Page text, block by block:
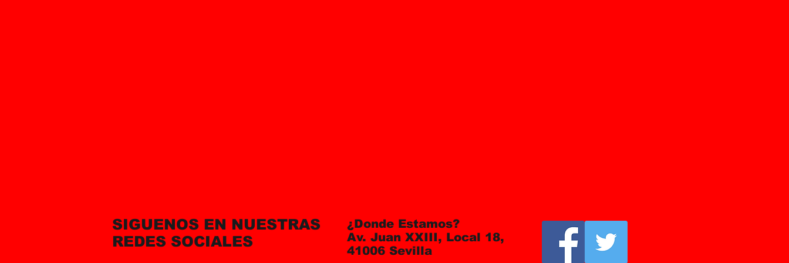
SIGUENOS EN NUESTRAS
REDES SOCIALES
¿Donde Estamos?
Av. Juan XXIII, Local 18,
41006 Sevilla